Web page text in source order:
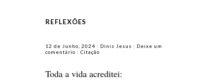
REFLEXÕES
12 de Junho, 2024 Dinis Jesus
Deixe um
comentário
Citação
Toda a vida acreditei: